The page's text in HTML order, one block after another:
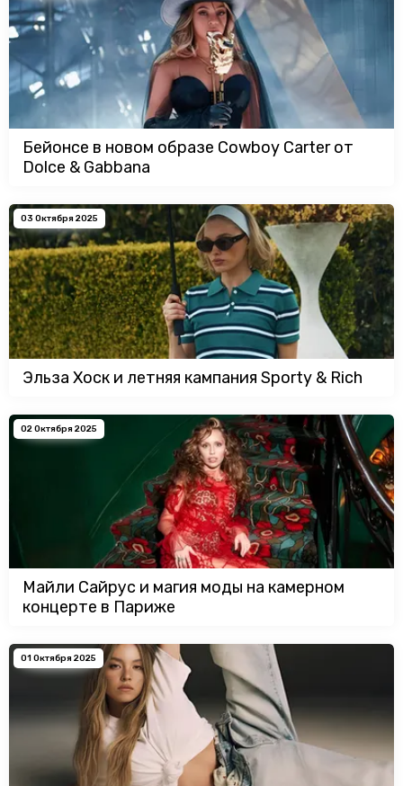
Бейонсе в новом образе Cowboy Carter от
Dolce & Gabbana
03 Октября 2025
Эльза Хоск и летняя кампания Sporty & Rich
02 Октября 2025
Майли Сайрус и магия моды на камерном
концерте в Париже
01 Октября 2025